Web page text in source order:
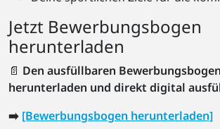
Jetzt Bewerbungsbogen
herunterladen
📄 Den ausfüllbaren
herunterladen und direkt digital
➡️ [Bewerbungsbogen herunterladen]